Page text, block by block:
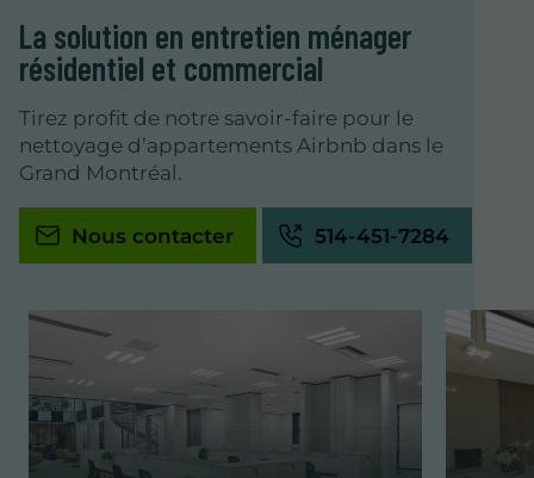
La solution en entretien ménager
résidentiel et commercial
Tirez profit de notre savoir-faire pour le
nettoyage d’appartements Airbnb dans le
Grand Montréal.
Nous contacter 514-451-7284